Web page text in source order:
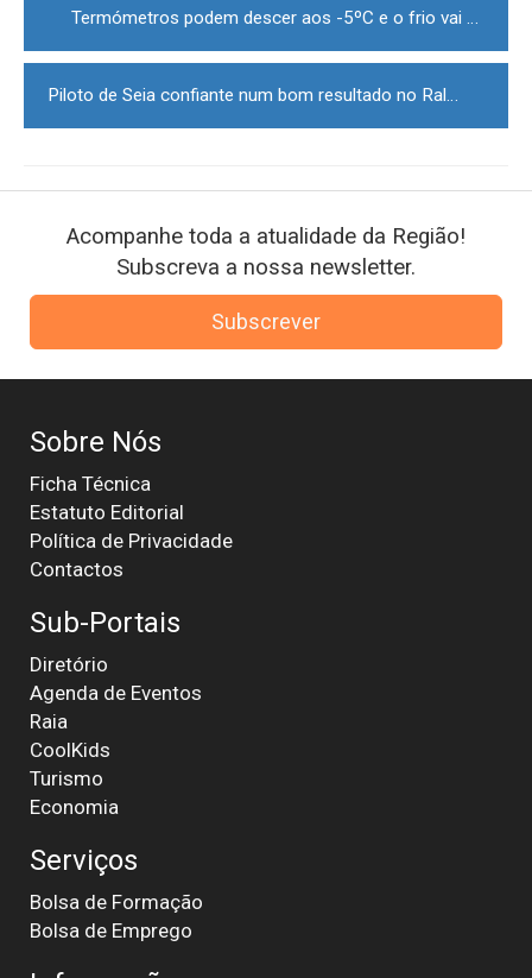
navigation
Termómetros podem descer aos -5ºC e o frio vai continuar
Piloto de Seia confiante num bom resultado no Rali Dakar
Acompanhe toda a atualidade da Região!
Subscreva a nossa newsletter.
Subscrever
Sobre Nós
Ficha Técnica
Estatuto Editorial
Política de Privacidade
Contactos
Sub-Portais
Diretório
Agenda de Eventos
Raia
CoolKids
Turismo
Economia
Serviços
Bolsa de Formação
Bolsa de Emprego